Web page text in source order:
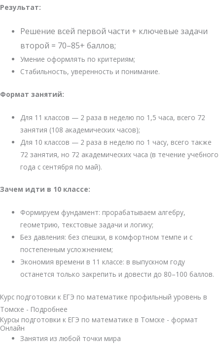
Результат:
Решение всей первойчасти + ключевые задачи
второй = 70–85+баллов;
Умение оформлять по критериям;
Стабильность,уверенность и понимание.
Формат занятий:
Для 11 классов — 2 раза в неделю по 1,5 часа, всего 72
занятия (108 академических часов);
Для 10 классов — 2 раза в неделю по 1 часу, всего также
72занятия, но 72 академических часа (в течениеучебного
года с сентября по май).
Зачем идти в 10 классе:
Формируем фундамент: прорабатываем алгебру,
геометрию, текстовыезадачи илогику;
Без давления: без спешки, в комфортном темпе и с
постепеннымусложнением;
Экономия времени в 11 классе: в выпускном году
останется толькозакрепить и довести до 80–100 баллов.
Курс подготовки к ЕГЭ по математике профильный уровень в
Томске - Подробнее
Курсы подготовки к ЕГЭ по математике в Томске - формат
Онлайн
Занятия из любой точки мира